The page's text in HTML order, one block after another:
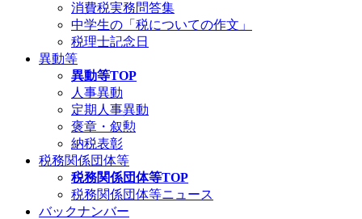
消費税実務問答集
中学生の「税についての作文」
税理士記念日
異動等
異動等TOP
人事異動
定期人事異動
褒章・叙勲
納税表彰
税務関係団体等
税務関係団体等TOP
税務関係団体等ニュース
バックナンバー